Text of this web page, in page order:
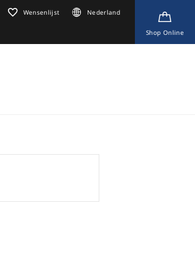
Wensenlijst Nederland
Shop Online